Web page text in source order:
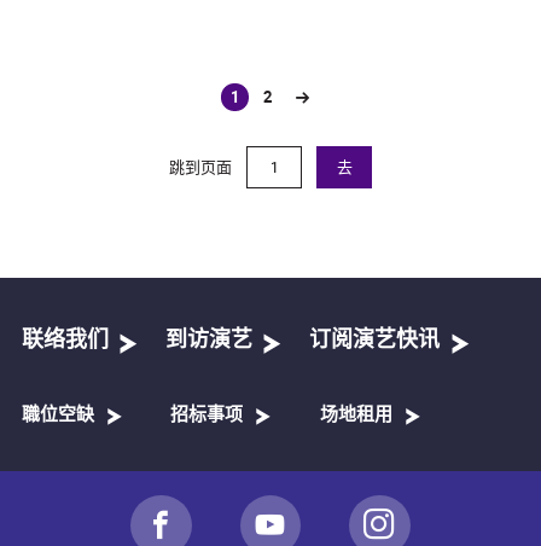
1
(current)
2
跳到页面 去
联络我们 到访演艺 订阅演艺快讯
職位空缺 招标事项 场地租用